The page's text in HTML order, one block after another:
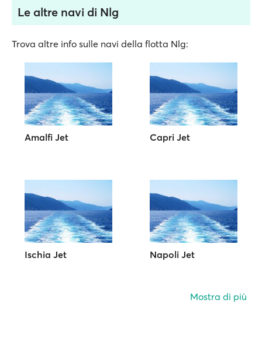
Le altre navi di Nlg
Trova altre info sulle navi della flotta Nlg:
Amalfi Jet Capri Jet
Ischia Jet Napoli Jet
Mostra di più